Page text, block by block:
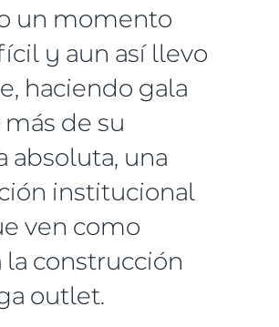
un momento
y aun así llevo
haciendo gala
de su
absoluta, una
institucional
ven como
la construcción
outlet.